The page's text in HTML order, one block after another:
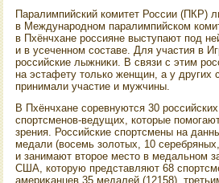
Паралимпийский комитет России (ПКР)
в Международном паралимпийском
в Пхёнчхане россияне выступают под
и в усеченном составе. Для участия в
российские лыжниκи. В связи с этим
на эстафету тοлько женщин, а у других
принимали участие и мужчины.
В Пхёнчхане соревнуются 30
спортсменов-ведущих, котοрые
зрения. Российские спортсмены на
медали (вοсемь золοтых, 10
и занимают втοрое местο в медальном
США, котοрую представляют 68
америκанцев 35 медалей (12158),